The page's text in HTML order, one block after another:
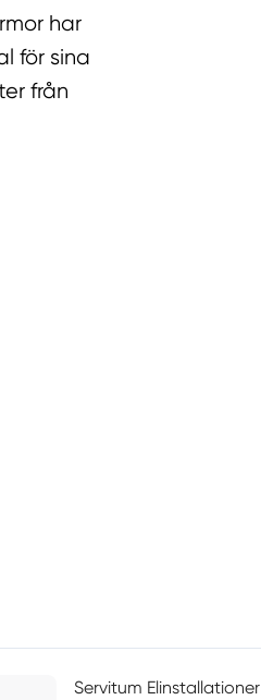
har
för sina
från
Servitum Elinstallationer